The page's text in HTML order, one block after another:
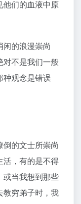
他们的血液中原
的浪漫崇尚
对不是我们一般
种观念是错误
倒的文士所崇尚
活，有的是不得
或当我想到那些
教穷弟子时，我